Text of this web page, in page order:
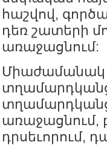
հաշվով,
դեռ շատերի
առաջացնում:
Միաժամանակ
տղամարդկանց
առաջացնում,
դրսեւորում,